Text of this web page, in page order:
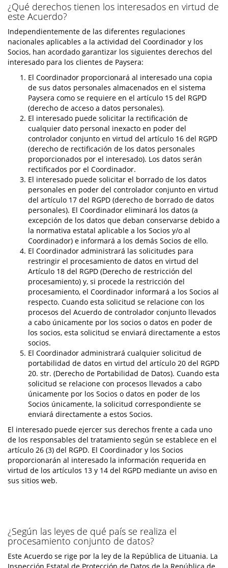
¿Qué derechos tienen los interesados en virtud de
este Acuerdo?
Independientemente de las diferentes regulaciones
nacionales aplicables a la actividad del Coordinador y los
Socios, han acordado garantizar los siguientes derechos del
interesado para los clientes de Paysera:
El Coordinador proporcionará al interesado una copia
de sus datos personales almacenados en el sistema
Paysera como se requiere en el artículo 15 del RGPD
(derecho de acceso a datos personales).
El interesado puede solicitar la rectificación de
cualquier dato personal inexacto en poder del
controlador conjunto en virtud del artículo 16 del RGPD
(derecho de rectificación de los datos personales
proporcionados por el interesado). Los datos serán
rectificados por el Coordinador.
El interesado puede solicitar el borrado de los datos
personales en poder del controlador conjunto en virtud
del artículo 17 del RGPD (derecho de borrado de datos
personales). El Coordinador eliminará los datos (a
excepción de los datos que deban conservarse debido a
la normativa estatal aplicable a los Socios y/o al
Coordinador) e informará a los demás Socios de ello.
El Coordinador administrará las solicitudes para
restringir el procesamiento de datos en virtud del
Artículo 18 del RGPD (Derecho de restricción del
procesamiento) y, si procede la restricción del
procesamiento, el Coordinador informará a los Socios al
respecto. Cuando esta solicitud se relacione con los
procesos del Acuerdo de controlador conjunto llevados
a cabo únicamente por los socios o datos en poder de
los socios, esta solicitud se enviará directamente a estos
socios.
El Coordinador administrará cualquier solicitud de
portabilidad de datos en virtud del artículo 20 del RGPD
20. str. (Derecho de Portabilidad de Datos). Cuando esta
solicitud se relacione con procesos llevados a cabo
únicamente por los Socios o datos en poder de los
Socios únicamente, la solicitud correspondiente se
enviará directamente a estos Socios.
El interesado puede ejercer sus derechos frente a cada uno
de los responsables del tratamiento según se establece en el
artículo 26 (3) del RGPD. El Coordinador y los Socios
proporcionarán al interesado la información requerida en
virtud de los artículos 13 y 14 del RGPD mediante un aviso en
sus sitios web.
¿Según las leyes de qué país se realiza el
procesamiento conjunto de datos?
Este Acuerdo se rige por la ley de la República de Lituania. La